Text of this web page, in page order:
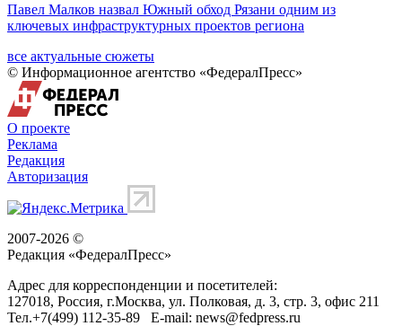
Павел Малков назвал Южный обход Рязани одним из
ключевых инфраструктурных проектов региона
все актуальные сюжеты
© Информационное агентство «ФедералПресс»
О проекте
Реклама
Редакция
Авторизация
2007-2026 ©
Редакция «ФедералПресс»
Адрес для корреспонденции и посетителей:
127018, Россия, г.Москва, ул. Полковая, д. 3, стр. 3, офис 211
Тел.+7(499) 112-35-89 E-mail: news@fedpress.ru